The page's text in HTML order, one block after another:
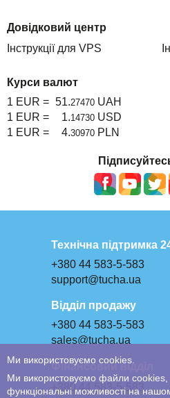
Довідковий центр
Інструкції для VPS
Курси валют
1 EUR = 51.27470 UAH
1 EUR =
1.14730 USD
1 EUR =
4.30970 PLN
Технічна підтримка
+380 44 583-5-583
support@tucha.ua
Відділ продажу
+380 44 583-5-583
sales@tucha.ua
Фінансовий відділ
+380 44 583-5-583
Ми використовуємо cookies.
Ми використовуємо файли cookies,
функціональні можливості на